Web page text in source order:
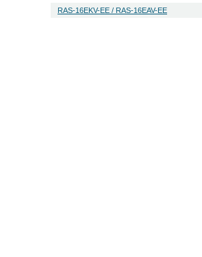
RAS-16EKV-EЕ / RAS-16EAV-EE